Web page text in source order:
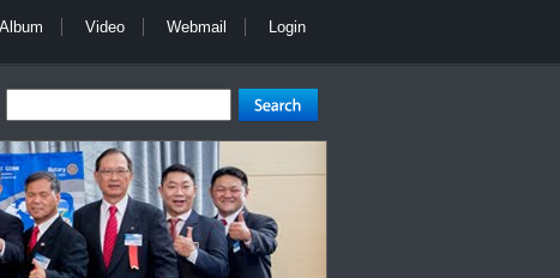
Album Video Webmail Login